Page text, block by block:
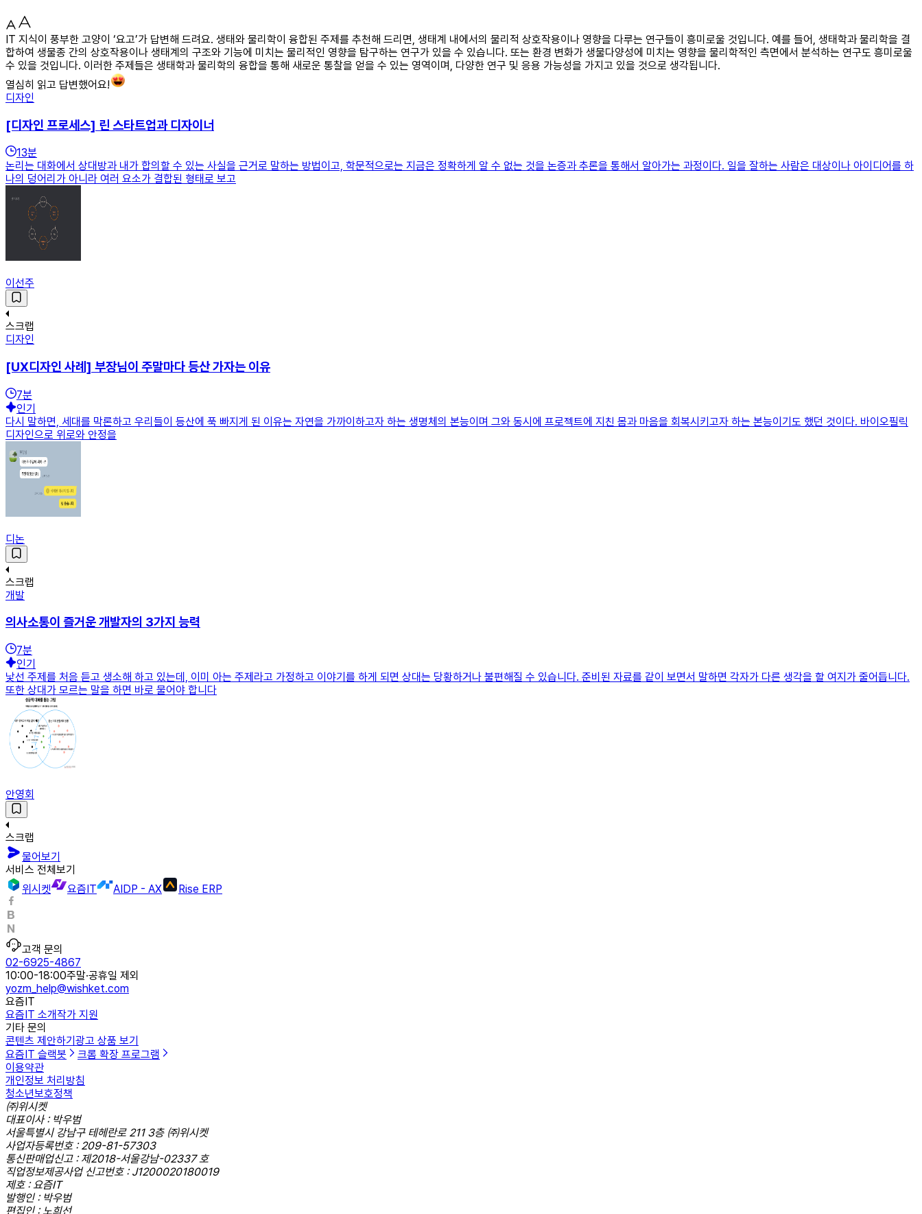
IT 지식이 풍부한 고양이 ‘요고’가 답변해 드려요. 생태와 물리학이 융합된 주제를 추천해 드리면, 생태계 내에서의 물리적 상호작용이나 영향을 다루는 연구들이 흥미로울 것입니다. 예를 들어, 생태학과 물리학을 결
합하여 생물종 간의 상호작용이나 생태계의 구조와 기능에 미치는 물리적인 영향을 탐구하는 연구가 있을 수 있습니다. 또는 환경 변화가 생물다양성에 미치는 영향을 물리학적인 측면에서 분석하는 연구도 흥미로울
수 있을 것입니다. 이러한 주제들은 생태학과 물리학의 융합을 통해 새로운 통찰을 얻을 수 있는 영역이며, 다양한 연구 및 응용 가능성을 가지고 있을 것으로 생각됩니다.
열심히 읽고 답변했어요!
디자인
[디자인 프로세스] 린 스타트업과 디자이너
13분
논리는 대화에서 상대방과 내가 합의할 수 있는 사실을 근거로 말하는 방법이고, 학문적으로는 지금은 정확하게 알 수 없는 것을 논증과 추론을 통해서 알아가는 과정이다. 일을 잘하는 사람은 대상이나 아이디어를 하
나의 덩어리가 아니라 여러 요소가 결합된 형태로 보고
이선주
스크랩
디자인
[UX디자인 사례] 부장님이 주말마다 등산 가자는 이유
7분
인기
다시 말하면, 세대를 막론하고 우리들이 등산에 푹 빠지게 된 이유는 자연을 가까이하고자 하는 생명체의 본능이며 그와 동시에 프로젝트에 지친 몸과 마음을 회복시키고자 하는 본능이기도 했던 것이다. 바이오필릭
디자인으로 위로와 안정을
디논
스크랩
개발
의사소통이 즐거운 개발자의 3가지 능력
7분
인기
낯선 주제를 처음 듣고 생소해 하고 있는데, 이미 아는 주제라고 가정하고 이야기를 하게 되면 상대는 당황하거나 불편해질 수 있습니다. 준비된 자료를 같이 보면서 말하면 각자가 다른 생각을 할 여지가 줄어듭니다.
또한 상대가 모르는 말을 하면 바로 물어야 합니다
안영회
스크랩
물어보기
서비스 전체보기
위시켓
요즘IT AIDP - AX Rise ERP
고객 문의
02-6925-4867
10:00-18:00주말·공휴일 제외
yozm_help@wishket.com
요즘IT
요즘IT 소개작가 지원
기타 문의
콘텐츠 제안하기 광고 상품 보기
요즘IT 슬랙봇
크롬 확장 프로그램
이용약관
개인정보 처리방침
청소년보호정책
㈜위시켓
대표이사 : 박우범
서울특별시 강남구 테헤란로 211 3층 ㈜위시켓
사업자등록번호 : 209-81-57303
통신판매업신고 : 제2018-서울강남-02337 호
직업정보제공사업 신고번호 : J1200020180019
제호 : 요즘IT
발행인 : 박우범
편집인 : 노희선